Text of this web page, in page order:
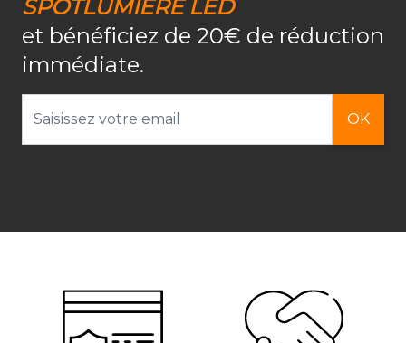
SPOTLUMIERE LED
et bénéficiez de 20€ de réduction
immédiate.
OK